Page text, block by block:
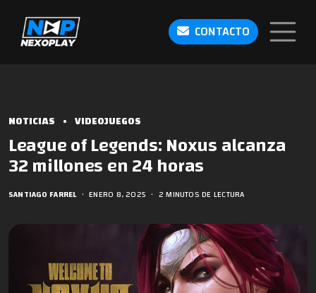
CONTACTO
NOTICIAS • VIDEOJUEGOS
League of Legends: Noxus alcanza
32 millones en 24 horas
SANTIAGO FARREL • ENERO 8, 2025 • 2 MINUTOS DE LECTURA